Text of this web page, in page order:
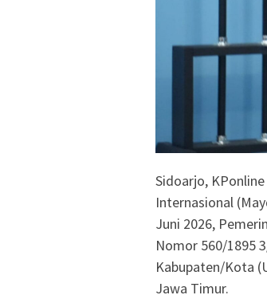
Sidoarjo,
Internasional
Juni 2026,
Nomor 560/1895
Kabupaten/Kota
Jawa Timur.